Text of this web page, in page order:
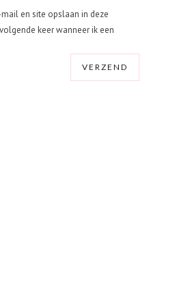
en site opslaan in deze
keer wanneer ik een